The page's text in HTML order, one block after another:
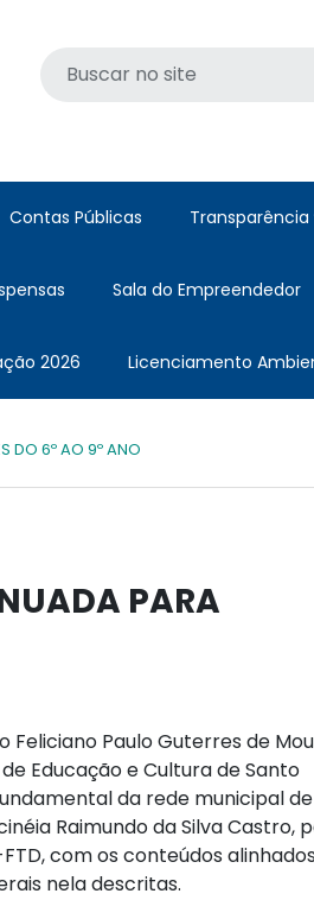
Contas Públicas Transparência
Sala do Empreendedor
2026 Licenciamento
DO 6º AO 9º ANO
PARA
Paulo Guterres de
Educação e Cultura de Santo
da rede municipal de
Raimundo da Silva Castro,
com os conteúdos
nela descritas.